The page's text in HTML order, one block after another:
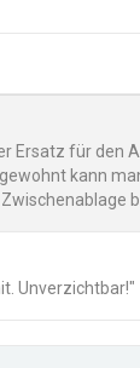
Ersatz für den
kann
Unverzichtbar!"